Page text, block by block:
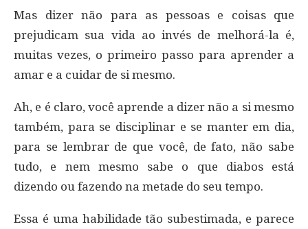
Mas dizer não para as pessoas e coisas que
prejudicam sua vida ao invés de melhorá-la é,
muitas vezes, o primeiro passo para aprender a
amar e a cuidar de si mesmo.
Ah, e é claro, você aprende a dizer não a si mesmo
também, para se disciplinar e se manter em dia,
para se lembrar de que você, de fato, não sabe
tudo, e nem mesmo sabe o que diabos está
dizendo ou fazendo na metade do seu tempo.
Essa é uma habilidade tão subestimada, e parece